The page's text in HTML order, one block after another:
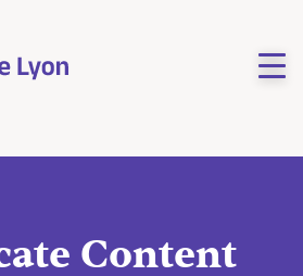
Content